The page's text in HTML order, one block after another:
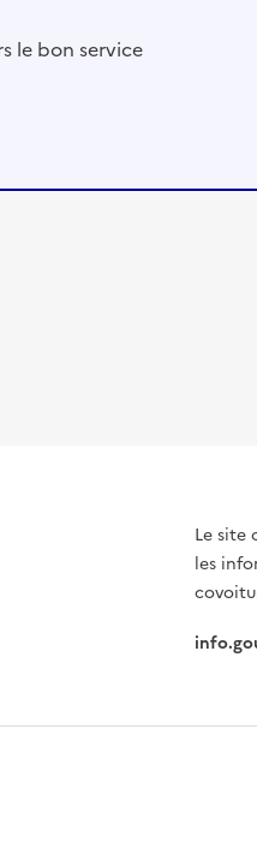
le bon service
Le site
les